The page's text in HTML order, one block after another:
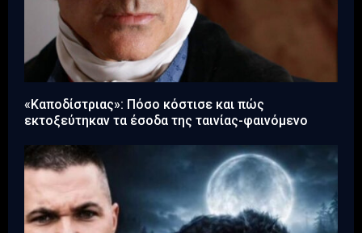
«Καποδίστριας»: Πόσο κόστισε και πώς
εκτοξεύτηκαν τα έσοδα της ταινίας-φαινόμενο